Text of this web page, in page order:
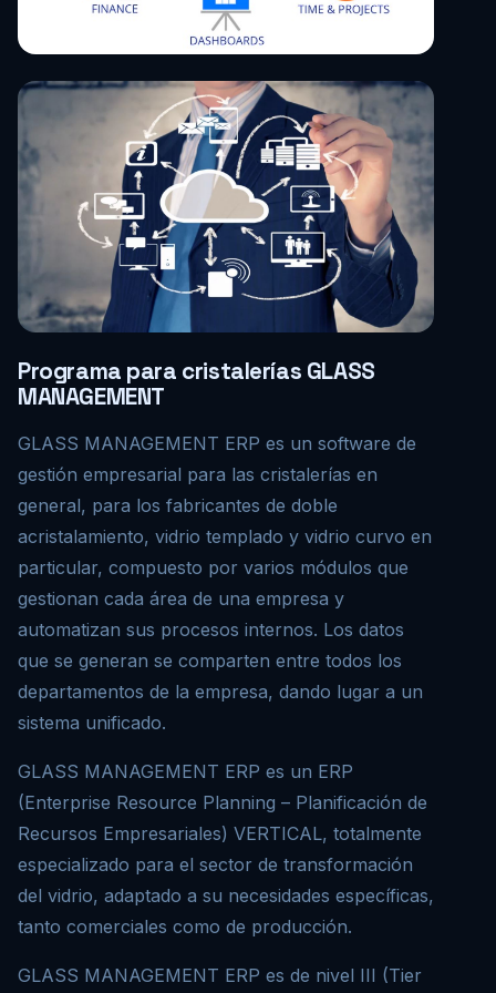
Programa para cristalerías GLASS
MANAGEMENT
GLASS MANAGEMENT ERP es un software de
gestión empresarial para las cristalerías en
general, para los fabricantes de doble
acristalamiento, vidrio templado y vidrio curvo en
particular, compuesto por varios módulos que
gestionan cada área de una empresa y
automatizan sus procesos internos. Los datos
que se generan se comparten entre todos los
departamentos de la empresa, dando lugar a un
sistema unificado.
GLASS MANAGEMENT ERP es un ERP
(Enterprise Resource Planning – Planificación de
Recursos Empresariales) VERTICAL, totalmente
especializado para el sector de transformación
del vidrio, adaptado a su necesidades específicas,
tanto comerciales como de producción.
GLASS MANAGEMENT ERP es de nivel III (Tier